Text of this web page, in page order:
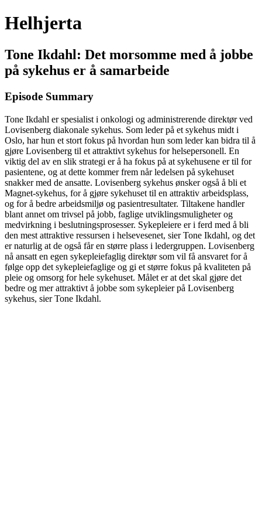
Helhjerta
Tone Ikdahl: Det morsomme med å jobbe
på sykehus er å samarbeide
Episode Summary
Tone Ikdahl er spesialist i onkologi og administrerende direktør ved
Lovisenberg diakonale sykehus. Som leder på et sykehus midt i
Oslo, har hun et stort fokus på hvordan hun som leder kan bidra til å
gjøre Lovisenberg til et attraktivt sykehus for helsepersonell. En
viktig del av en slik strategi er å ha fokus på at sykehusene er til for
pasientene, og at dette kommer frem når ledelsen på sykehuset
snakker med de ansatte. Lovisenberg sykehus ønsker også å bli et
Magnet-sykehus, for å gjøre sykehuset til en attraktiv arbeidsplass,
og for å bedre arbeidsmiljø og pasientresultater. Tiltakene handler
blant annet om trivsel på jobb, faglige utviklingsmuligheter og
medvirkning i beslutningsprosesser. Sykepleiere er i ferd med å bli
den mest attraktive ressursen i helsevesenet, sier Tone Ikdahl, og det
er naturlig at de også får en større plass i ledergruppen. Lovisenberg
nå ansatt en egen sykepleiefaglig direktør som vil få ansvaret for å
følge opp det sykepleiefaglige og gi et større fokus på kvaliteten på
pleie og omsorg for hele sykehuset. Målet er at det skal gjøre det
bedre og mer attraktivt å jobbe som sykepleier på Lovisenberg
sykehus, sier Tone Ikdahl.